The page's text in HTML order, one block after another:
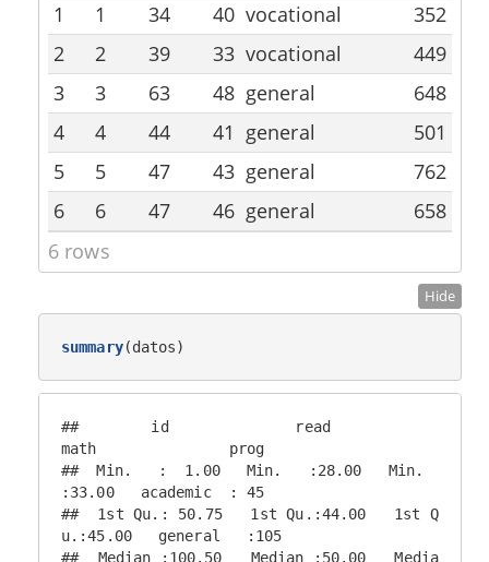
1
1 34 40 vocational
352
2
2 39 33 vocational
449
3
3 63 48 general
648
4
4 44 41 general
501
5
5 47 43 general
762
6
6 47 46 general
658
6 rows
Hide
summary(datos)
##        id              read
math               prog
##  Min.   :  1.00   Min.   :28.00   Min.
:33.00   academic  : 45
##  1st Qu.: 50.75   1st Qu.:44.00   1st Q
u.:45.00   general   :105
##  Median :100.50   Median :50.00   Media